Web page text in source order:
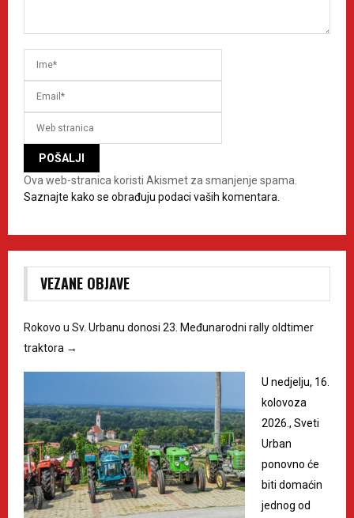
Ova web-stranica koristi Akismet za smanjenje spama.
Saznajte kako se obrađuju podaci vaših komentara.
VEZANE OBJAVE
Rokovo u Sv. Urbanu donosi 23. Međunarodni rally oldtimer
traktora →
U nedjelju, 16.
kolovoza
2026., Sveti
Urban
ponovno će
biti domaćin
jednog od